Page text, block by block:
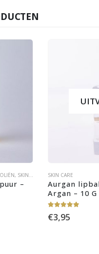
OLIËN, SKIN CARE
–
SKIN CARE
Aurgan
Argan – 10 G
€3,95